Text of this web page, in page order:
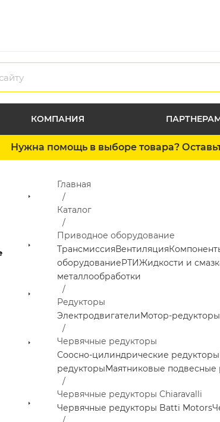
КОМПАНИЯ
Нужна помощь в выборе товара?
Главная
Каталог
Приводное оборудование
ТрансмиссияВентиляция
оборудованиеРТИЖидкости и
металлообработки
Редукторы
ЭлектродвигателиМотор-редукторы
Червячные редукторы
Соосно-цилиндрические редукторы
редукторыМаятниковые подвесные
Червячные редукторы Chiaravalli
Червячные редукторы Batti Motors